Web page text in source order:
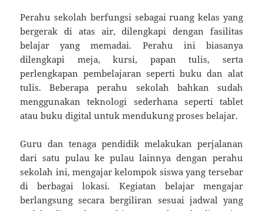
Perahu sekolah berfungsi sebagai ruang kelas yang
bergerak di atas air, dilengkapi dengan fasilitas
belajar yang memadai. Perahu ini biasanya
dilengkapi meja, kursi, papan tulis, serta
perlengkapan pembelajaran seperti buku dan alat
tulis. Beberapa perahu sekolah bahkan sudah
menggunakan teknologi sederhana seperti tablet
atau buku digital untuk mendukung proses belajar.
Guru dan tenaga pendidik melakukan perjalanan
dari satu pulau ke pulau lainnya dengan perahu
sekolah ini, mengajar kelompok siswa yang tersebar
di berbagai lokasi. Kegiatan belajar mengajar
berlangsung secara bergiliran sesuai jadwal yang